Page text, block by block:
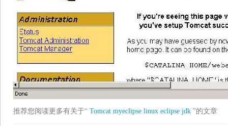
推荐您阅读更多有关于“ Tomcat myeclipse linux eclipse jdk ”的文章